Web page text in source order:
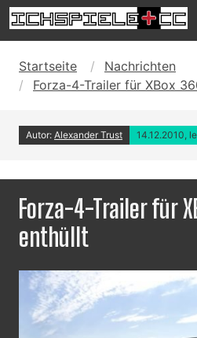
Startseite
Nachrichten
Forza-4-Trailer für XBox
Autor: Alexander Trust 14.12.2010,
Forza-4-Trailer für
enthüllt